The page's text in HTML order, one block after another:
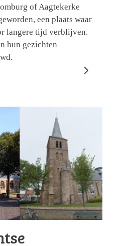
of Aagtekerke
een plaats waar
langere tijd verblijven.
hun gezichten